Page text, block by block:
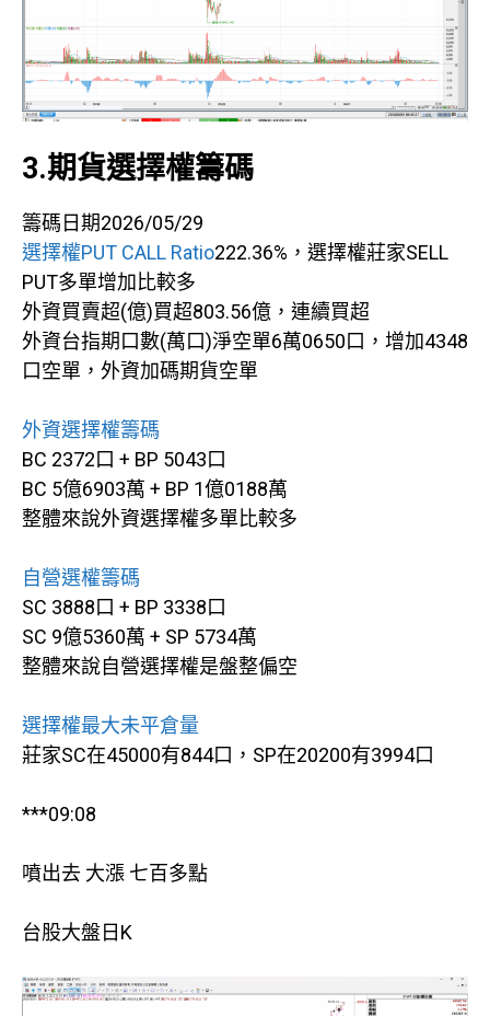
3.期貨選擇權籌碼
籌碼日期2026/05/29
選擇權PUT CALL Ratio222.36%，選擇權莊家SELL
PUT多單增加比較多
外資買賣超(億)買超803.56億，連續買超
外資台指期口數(萬口)淨空單6萬0650口，增加4348
口空單，外資加碼期貨空單
外資選擇權籌碼
BC 2372口 + BP 5043口
BC 5億6903萬 + BP 1億0188萬
整體來說外資選擇權多單比較多
自營選權籌碼
SC 3888口 + BP 3338口
SC 9億5360萬 + SP 5734萬
整體來說自營選擇權是盤整偏空
選擇權最大未平倉量
莊家SC在45000有844口，SP在20200有3994口
***09:08
噴出去 大漲 七百多點
台股大盤日K